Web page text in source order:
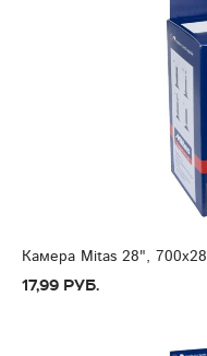
Камера Mitas 28",
17,99 руб.